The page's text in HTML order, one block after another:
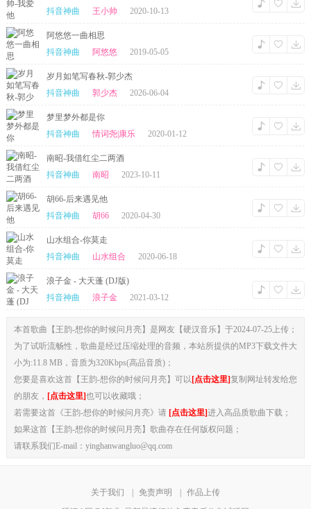
抖音神曲
王小帅 2020-10-13
阿悠悠一曲相思
抖音神曲
阿悠悠 2019-05-05
岁月如笔写春秋-郭少杰
抖音神曲
郭少杰 2026-06-04
梦里梦外都是你
抖音神曲
情词尧|康乐 2020-01-12
南昭-我借红尘二两酒
抖音神曲
南昭 2023-10-11
胡66-后来遇见他
抖音神曲
胡66 2020-04-30
山水组合-你莫走
抖音神曲
山水组合 2020-06-18
浪子金 - 大天蓬 (DJ版)
抖音神曲
浪子金 2021-03-12
本首歌曲【王韵-想你的时候问月亮】是网友【硬汉音乐】于2024-07-25上传；
为了试听流畅性，歌曲是经过压缩处理的音频，本站所提供的MP3下载文件大
小为:11.8 MB，音质为320Kbps(高品音质)；
您要是喜欢这首【王韵-想你的时候问月亮】可以 [点击这里]复制网址转发给您
的朋友， [点击这里]也可以收藏哦；
若需要这首《王韵-想你的时候问月亮》请 [点击这里]进入高品质歌曲下载；
如果这首【王韵-想你的时候问月亮】歌曲存在任何版权问题；
请联系我们E-mail：yinghanwangluo@qq.com
关于我们 免责声明
作品上传